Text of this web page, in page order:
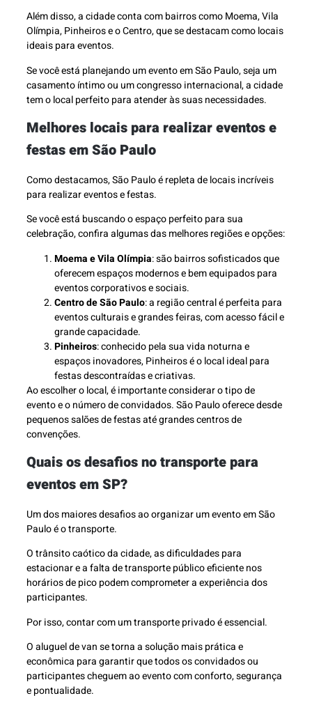
Além disso, a cidade conta com bairros como Moema, Vila
Olímpia, Pinheiros e o Centro, que se destacam como locais
ideais para eventos.
Se você está planejando um evento em São Paulo, seja um
casamento íntimo ou um congresso internacional, a cidade
tem o local perfeito para atender às suas necessidades.
Melhores locais para realizar eventos e
festas em São Paulo
Como destacamos, São Paulo é repleta de locais incríveis
para realizar eventos e festas.
Se você está buscando o espaço perfeito para sua
celebração, confira algumas das melhores regiões e opções:
Moema e Vila Olímpia: são bairros sofisticados que
oferecem espaços modernos e bem equipados para
eventos corporativos e sociais.
Centro de São Paulo: a região central é perfeita para
eventos culturais e grandes feiras, com acesso fácil e
grande capacidade.
Pinheiros: conhecido pela sua vida noturna e
espaços inovadores, Pinheiros é o local ideal para
festas descontraídas e criativas.
Ao escolher o local, é importante considerar o tipo de
evento e o número de convidados. São Paulo oferece desde
pequenos salões de festas até grandes centros de
convenções.
Quais os desafios no transporte para
eventos em SP?
Um dos maiores desafios ao organizar um evento em São
Paulo é o transporte.
O trânsito caótico da cidade, as dificuldades para
estacionar e a falta de transporte público eficiente nos
horários de pico podem comprometer a experiência dos
participantes.
Por isso, contar com um transporte privado é essencial.
O aluguel de van se torna a solução mais prática e
econômica para garantir que todos os convidados ou
participantes cheguem ao evento com conforto, segurança
e pontualidade.